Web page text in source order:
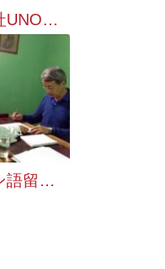
株式会社UNO、Skypeを活用しマンツーマンのスペイン語レッスンが受講できる…
スペイン語留学＋世界遺産３カ所を巡ってこられた生徒様にインタビューしました